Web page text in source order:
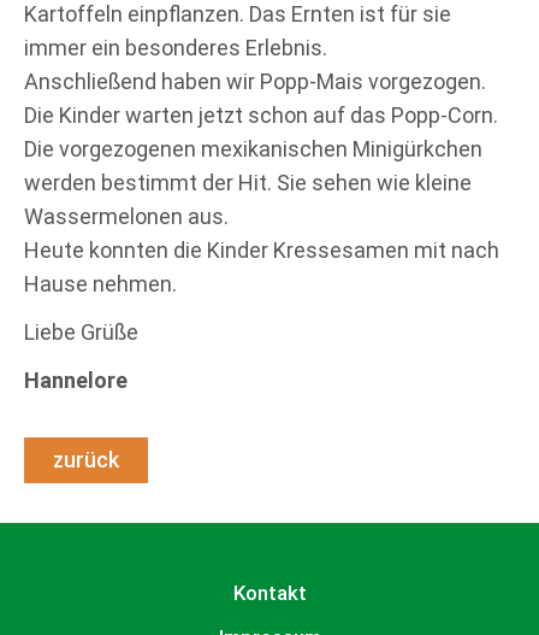
Kartoffeln einpflanzen. Das Ernten ist für sie
immer ein besonderes Erlebnis.
Anschließend haben wir Popp-Mais vorgezogen.
Die Kinder warten jetzt schon auf das Popp-Corn.
Die vorgezogenen mexikanischen Minigürkchen
werden bestimmt der Hit. Sie sehen wie kleine
Wassermelonen aus.
Heute konnten die Kinder Kressesamen mit nach
Hause nehmen.
Liebe Grüße
Hannelore
zurück
Kontakt